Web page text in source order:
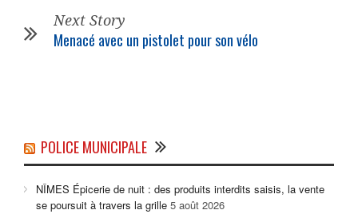
Next Story
Menacé avec un pistolet pour son vélo
POLICE MUNICIPALE
NÎMES Épicerie de nuit : des produits interdits saisis, la vente
se poursuit à travers la grille 5 août 2026